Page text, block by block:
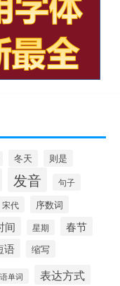
冬天
则是
发音 句子
宋代
序数词
间 星期 春节
语 缩写
单词 表达方式